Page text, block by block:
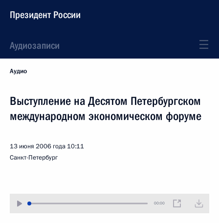
Президент России
Аудиозаписи
Аудио
Выступление на Десятом Петербургском
международном экономическом форуме
13 июня 2006 года 10:11
Санкт-Петербург
00:00